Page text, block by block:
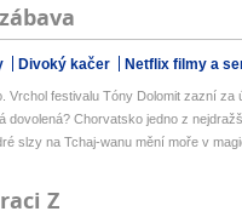
Divoký kačer Netflix filmy a
Vrchol festivalu Tóny Dolomit zazní za
dovolená? Chorvatsko jedno z
slzy na Tchaj-wanu mění moře v
Z